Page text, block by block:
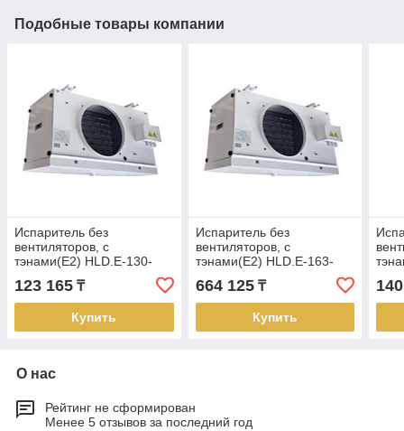
Подобные товары компании
Испаритель без
вентиляторов, с
тэнами(Е2) HLD.E-130-
123 165 ₸
Купить
Испаритель без
вентиляторов, с
тэнами(Е2) HLD.E-163-
664 125₸
Купить
О нас
Рейтинг не сформирован
Менее 5 отзывов за последний год